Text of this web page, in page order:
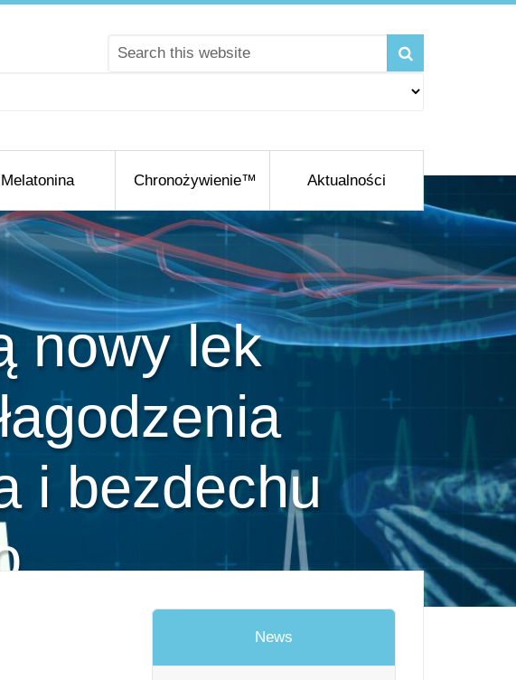
Melatonina Chronożywienie™ Aktualności
nowy lek
i bezdechu
News